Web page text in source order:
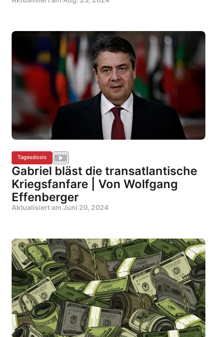
Tagesdosis
Gabriel bläst die transatlantische
Kriegsfanfare | Von Wolfgang
Effenberger
Aktualisiert am Juni 20, 2024